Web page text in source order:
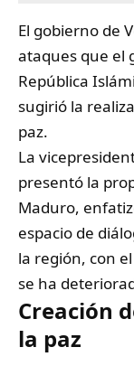
El gobierno de
ataques que el
República
sugirió la
paz.
La
presentó la
Maduro,
espacio de
la región, con
se ha
Creación
la paz